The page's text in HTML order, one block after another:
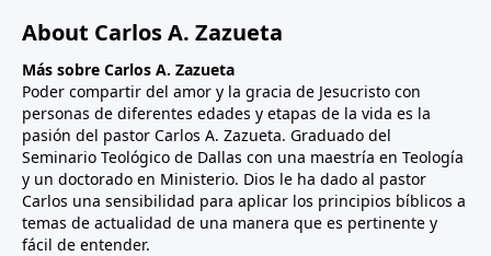
About Carlos A. Zazueta
Más sobre Carlos A. Zazueta
Poder compartir del amor y la gracia de Jesucristo con
personas de diferentes edades y etapas de la vida es la
pasión del pastor Carlos A. Zazueta. Graduado del
Seminario Teológico de Dallas con una maestría en Teología
y un doctorado en Ministerio. Dios le ha dado al pastor
Carlos una sensibilidad para aplicar los principios bíblicos a
temas de actualidad de una manera que es pertinente y
fácil de entender.